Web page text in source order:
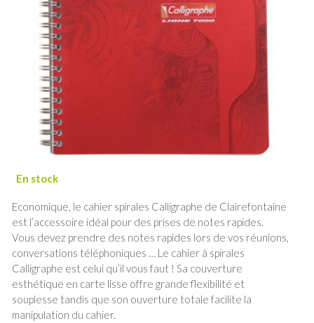
Economique, le cahier spirales Calligraphe de Clairefontaine
est l’accessoire idéal pour des prises de notes rapides.
Vous devez prendre des notes rapides lors de vos réunions,
conversations téléphoniques … Le cahier à spirales
Calligraphe est celui qu’il vous faut ! Sa couverture
esthétique en carte lisse offre grande flexibilité et
souplesse tandis que son ouverture totale facilite la
manipulation du cahier.